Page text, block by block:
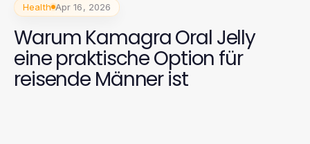
Health Apr 16, 2026
Warum Kamagra Oral Jelly
eine praktische Option für
reisende Männer ist